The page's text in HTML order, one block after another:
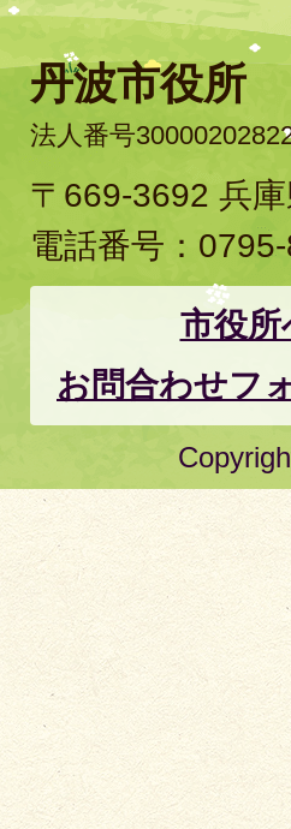
丹波市役所
法人番号
〒669-3692 兵
電話番号：
市役
お問合わせフ